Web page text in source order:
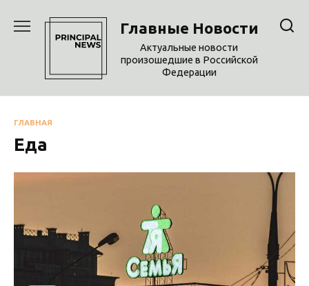
содержанию
Главные Новости
Актуальные новости
произошедшие в Российской
Федерации
ГЛАВНАЯ
Еда